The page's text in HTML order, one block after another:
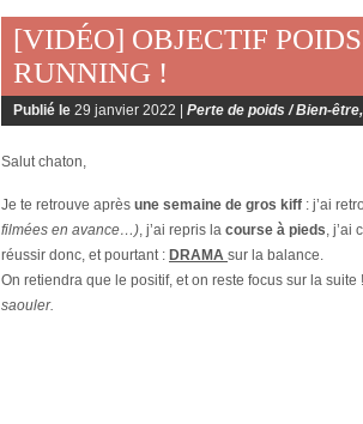
[VIDÉO] OBJECTIF
RUNNING !
Publié le 29 janvier 2022 | Perte de poids / Bien-être,
Salut chaton,
Je te retrouve après une semaine de gros kiff : j’ai
filmées en avance…), j’ai repris la course à pieds, j’ai
réussir donc, et pourtant : DRAMA sur la balance.
On retiendra que le positif, et on reste focus sur la suite !
saouler.